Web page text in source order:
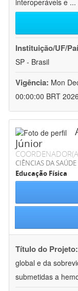
interoperáveis e ...
Instituição/UF/
SP - Brasil
Vigência: Mon
00:00:00 BRT 2026
Júnior
CIÊNCIAS DA SAÚDE
Educação Física
Título do Projeto:
global e da
submetidas a